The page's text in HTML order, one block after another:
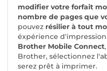
modifier votre forfait
nombre de pages que
pouvez résilier à tout
éxpérience
Brother Mobile Connect
Brother, sélectionnez
serez prêt à imprimer.